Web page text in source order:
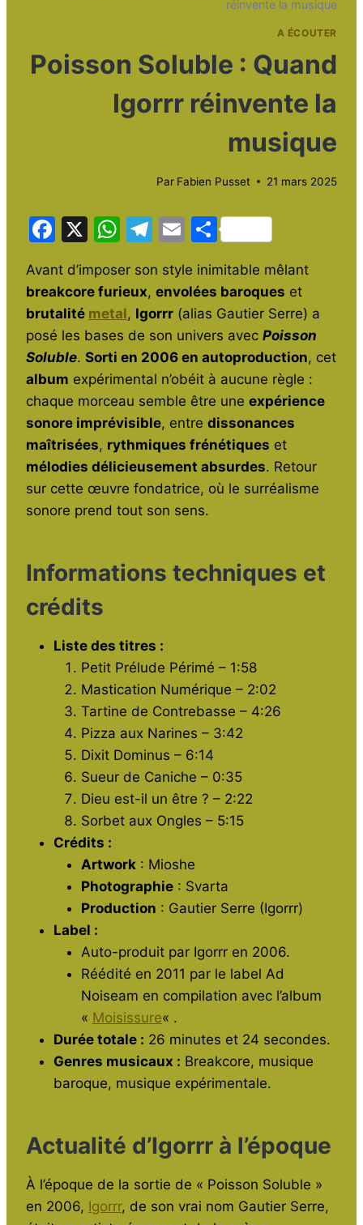
réinvente la musique
A ÉCOUTER
Poisson Soluble : Quand
Igorrr réinvente la
musique
Par Fabien Pusset 21 mars 2025
F
c
e
b
o
o
k
X
W
at
s
A
p
p
T
e
gr
a
m
E
ai
l
P
ta
g
er
Avant d’imposer son style inimitable mêlant
breakcore furieux, envolées baroques et
brutalité metal, Igorrr (alias Gautier Serre) a
posé les bases de son univers avec Poisson
Soluble. Sorti en 2006 en autoproduction, cet
album expérimental n’obéit à aucune règle :
chaque morceau semble être une expérience
sonore imprévisible, entre dissonances
maîtrisées, rythmiques frénétiques et
mélodies délicieusement absurdes. Retour
sur cette œuvre fondatrice, où le surréalisme
sonore prend tout son sens.
Informations techniques et
crédits
Liste des titres :
Petit Prélude Périmé – 1:58
Mastication Numérique – 2:02
Tartine de Contrebasse – 4:26
Pizza aux Narines – 3:42
Dixit Dominus – 6:14
Sueur de Caniche – 0:35
Dieu est-il un être ? – 2:22
Sorbet aux Ongles – 5:15
Crédits :
Artwork : Mioshe
Photographie : Svarta
Production : Gautier Serre (Igorrr)
Label :
Auto-produit par Igorrr en 2006.
Réédité en 2011 par le label Ad
Noiseam en compilation avec l’album
« Moisissure« .
Durée totale : 26 minutes et 24 secondes.
Genres musicaux : Breakcore, musique
baroque, musique expérimentale.
Actualité d’Igorrr à l’époque
À l’époque de la sortie de « Poisson Soluble »
en 2006, Igorrr, de son vrai nom Gautier Serre,